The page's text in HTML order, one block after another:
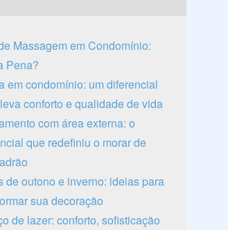
Massagem em Condomínio:
Pena?
em condomínio: um diferencial
conforto e qualidade de vida
com área externa: o
que redefiniu o morar de
de outono e inverno: ideias para
sua decoração
de lazer: conforto, sofisticação